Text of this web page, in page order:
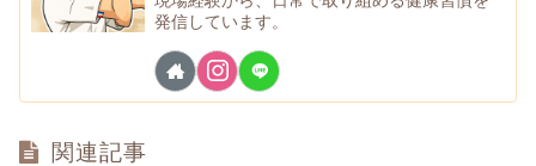
発信しています。
関連記事